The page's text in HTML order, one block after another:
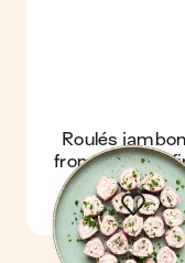
Roulés
fromage ail &
herbes